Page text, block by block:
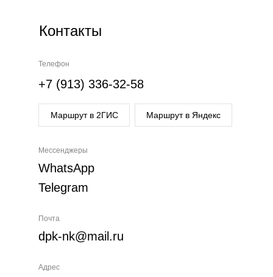
Контакты
Мессенджеры
WhatsApp
Telegram
Телефон
+7 (913) 336-32-58
Почта
dpk-nk@mail.ru
Адрес
Маршрут в 2ГИС Маршрут в Яндекс